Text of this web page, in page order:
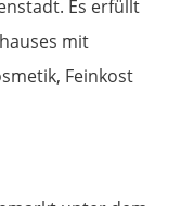
Es erfüllt
mit
Feinkost